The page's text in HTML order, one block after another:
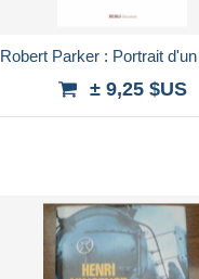
Robert Parker : Portrait
± 9,25 $US